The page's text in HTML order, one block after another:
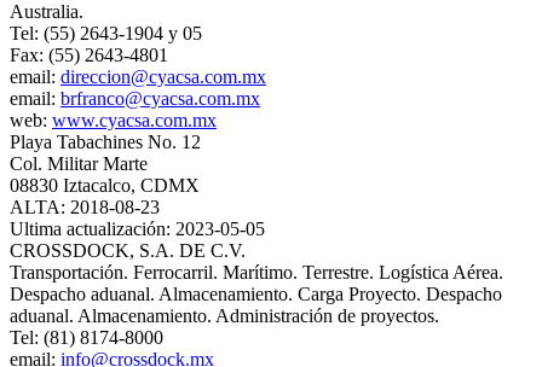
Australia.
Tel: (55) 2643-1904 y 05
Fax: (55) 2643-4801
email: direccion@cyacsa.com.mx
email: brfranco@cyacsa.com.mx
web: www.cyacsa.com.mx
Playa Tabachines No. 12
Col. Militar Marte
08830 Iztacalco, CDMX
ALTA: 2018-08-23
Ultima actualización: 2023-05-05
CROSSDOCK, S.A. DE C.V.
Transportación. Ferrocarril. Marítimo. Terrestre. Logística Aérea.
Despacho aduanal. Almacenamiento. Carga Proyecto. Despacho
aduanal. Almacenamiento. Administración de proyectos.
Tel: (81) 8174-8000
email: info@crossdock.mx